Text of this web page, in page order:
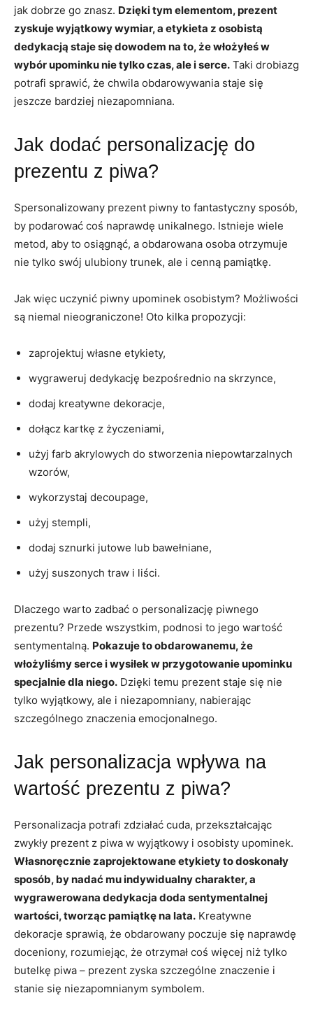
jak dobrze go znasz. Dzięki tym elementom, prezent
zyskuje wyjątkowy wymiar, a etykieta z osobistą
dedykacją staje się dowodem na to, że włożyłeś w
wybór upominku nie tylko czas, ale i serce. Taki drobiazg
potrafi sprawić, że chwila obdarowywania staje się
jeszcze bardziej niezapomniana.
Jak dodać personalizację do
prezentu z piwa?
Spersonalizowany prezent piwny to fantastyczny sposób,
by podarować coś naprawdę unikalnego. Istnieje wiele
metod, aby to osiągnąć, a obdarowana osoba otrzymuje
nie tylko swój ulubiony trunek, ale i cenną pamiątkę.
Jak więc uczynić piwny upominek osobistym? Możliwości
są niemal nieograniczone! Oto kilka propozycji:
zaprojektuj własne etykiety,
wygraweruj dedykację bezpośrednio na skrzynce,
dodaj kreatywne dekoracje,
dołącz kartkę z życzeniami,
użyj farb akrylowych do stworzenia niepowtarzalnych
wzorów,
wykorzystaj decoupage,
użyj stempli,
dodaj sznurki jutowe lub bawełniane,
użyj suszonych traw i liści.
Dlaczego warto zadbać o personalizację piwnego
prezentu? Przede wszystkim, podnosi to jego wartość
sentymentalną. Pokazuje to obdarowanemu, że
włożyliśmy serce i wysiłek w przygotowanie upominku
specjalnie dla niego. Dzięki temu prezent staje się nie
tylko wyjątkowy, ale i niezapomniany, nabierając
szczególnego znaczenia emocjonalnego.
Jak personalizacja wpływa na
wartość prezentu z piwa?
Personalizacja potrafi zdziałać cuda, przekształcając
zwykły prezent z piwa w wyjątkowy i osobisty upominek.
Własnoręcznie zaprojektowane etykiety to doskonały
sposób, by nadać mu indywidualny charakter, a
wygrawerowana dedykacja doda sentymentalnej
wartości, tworząc pamiątkę na lata. Kreatywne
dekoracje sprawią, że obdarowany poczuje się naprawdę
doceniony, rozumiejąc, że otrzymał coś więcej niż tylko
butelkę piwa – prezent zyska szczególne znaczenie i
stanie się niezapomnianym symbolem.